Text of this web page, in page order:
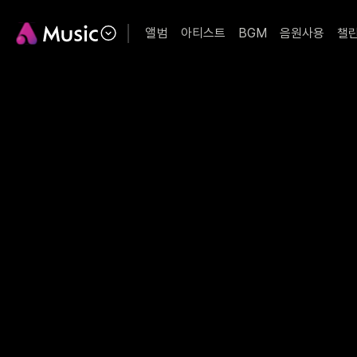
앨범 아티스트 BGM 음원사용 챌